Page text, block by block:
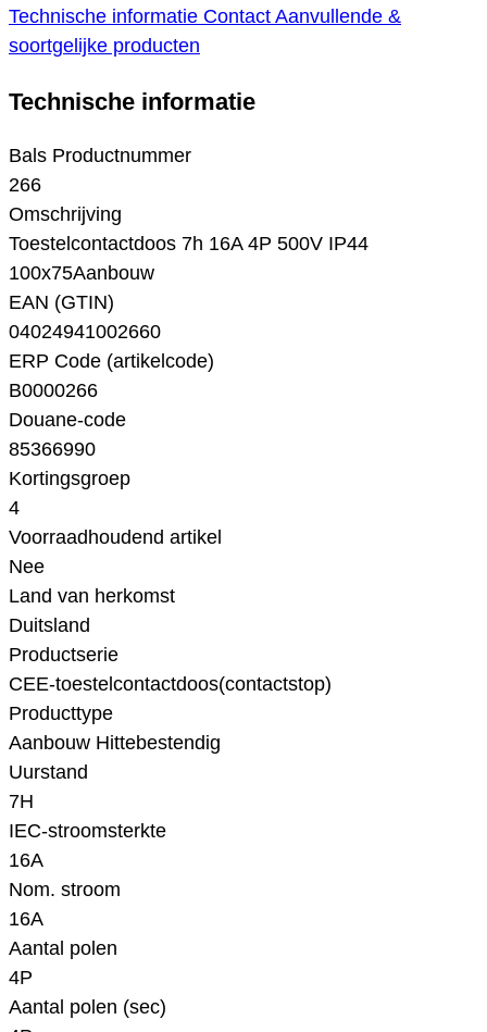
Technische informatie Contact Aanvullende &
soortgelijke producten
Technische informatie
Bals Productnummer
266
Omschrijving
Toestelcontactdoos 7h 16A 4P 500V IP44
100x75Aanbouw
EAN (GTIN)
04024941002660
ERP Code (artikelcode)
B0000266
Douane-code
85366990
Kortingsgroep
4
Voorraadhoudend artikel
Nee
Land van herkomst
Duitsland
Productserie
CEE-toestelcontactdoos(contactstop)
Producttype
Aanbouw Hittebestendig
Uurstand
7H
IEC-stroomsterkte
16A
Nom. stroom
16A
Aantal polen
4P
Aantal polen (sec)